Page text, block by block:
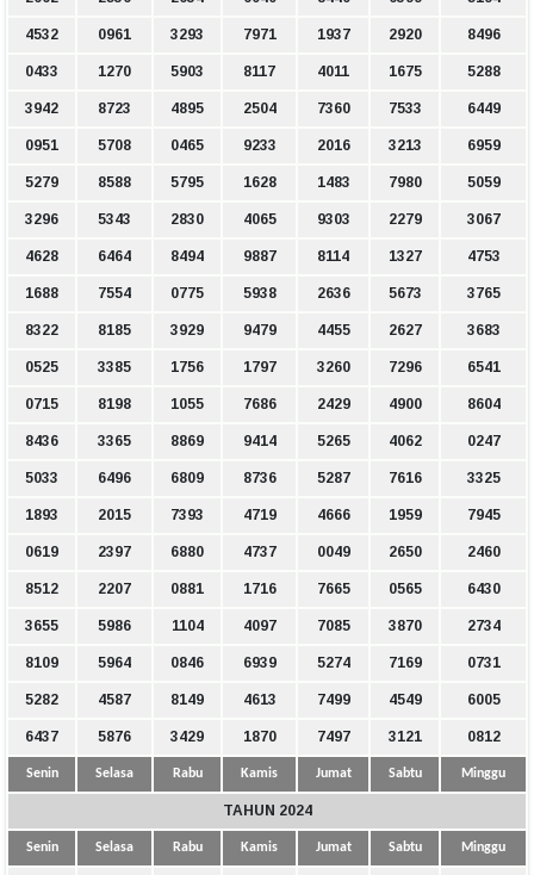
4532 0961 3293 7971 1937 2920 8496
0433 1270 5903 8117 4011 1675 5288
3942 8723 4895 2504 7360 7533 6449
0951 5708 0465 9233 2016 3213 6959
5279 8588 5795 1628 1483 7980 5059
3296 5343 2830 4065 9303 2279 3067
4628 6464 8494 9887 8114 1327 4753
1688 7554 0775 5938 2636 5673 3765
8322 8185 3929 9479 4455 2627 3683
0525 3385 1756 1797 3260 7296 6541
0715 8198 1055 7686 2429 4900 8604
8436 3365 8869 9414 5265 4062 0247
5033 6496 6809 8736 5287 7616 3325
1893 2015 7393 4719 4666 1959 7945
0619 2397 6880 4737 0049 2650 2460
8512 2207 0881 1716 7665 0565 6430
3655 5986 1104 4097 7085 3870 2734
8109 5964 0846 6939 5274 7169 0731
5282 4587 8149 4613 7499 4549 6005
6437 5876 3429 1870 7497 3121 0812
Senin Selasa Rabu Kamis Jumat Sabtu Minggu
TAHUN 2024
Senin Selasa Rabu Kamis Jumat Sabtu Minggu